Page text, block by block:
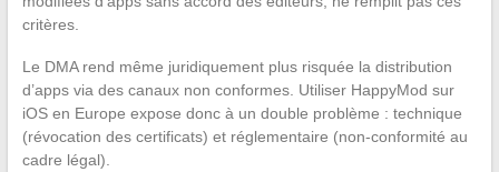
critères.
Le DMA rend même juridiquement plus risquée la distribution
d’apps via des canaux non conformes. Utiliser HappyMod sur
iOS en Europe expose donc à un double problème : technique
(révocation des certificats) et réglementaire (non-conformité au
cadre légal).